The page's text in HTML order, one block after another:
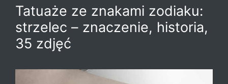
Tatuaże ze znakami zodiaku:
strzelec – znaczenie, historia,
35 zdjęć